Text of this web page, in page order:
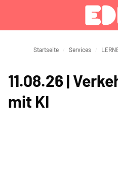
Startseite Services
11.08.26 |
mit KI